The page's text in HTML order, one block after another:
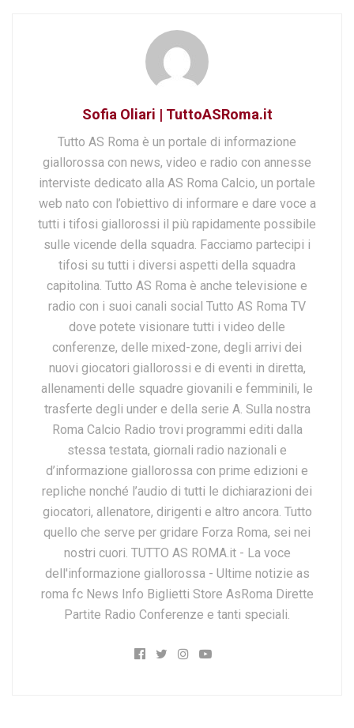
Sofia Oliari | TuttoASRoma.it
Tutto AS Roma è un portale di informazione
giallorossa con news, video e radio con annesse
interviste dedicato alla AS Roma Calcio, un portale
web nato con l’obiettivo di informare e dare voce a
tutti i tifosi giallorossi il più rapidamente possibile
sulle vicende della squadra. Facciamo partecipi i
tifosi su tutti i diversi aspetti della squadra
capitolina. Tutto AS Roma è anche televisione e
radio con i suoi canali social Tutto AS Roma TV
dove potete visionare tutti i video delle
conferenze, delle mixed-zone, degli arrivi dei
nuovi giocatori giallorossi e di eventi in diretta,
allenamenti delle squadre giovanili e femminili, le
trasferte degli under e della serie A. Sulla nostra
Roma Calcio Radio trovi programmi editi dalla
stessa testata, giornali radio nazionali e
d’informazione giallorossa con prime edizioni e
repliche nonché l’audio di tutti le dichiarazioni dei
giocatori, allenatore, dirigenti e altro ancora. Tutto
quello che serve per gridare Forza Roma, sei nei
nostri cuori. TUTTO AS ROMA.it - La voce
dell'informazione giallorossa - Ultime notizie as
roma fc News Info Biglietti Store AsRoma Dirette
Partite Radio Conferenze e tanti speciali.